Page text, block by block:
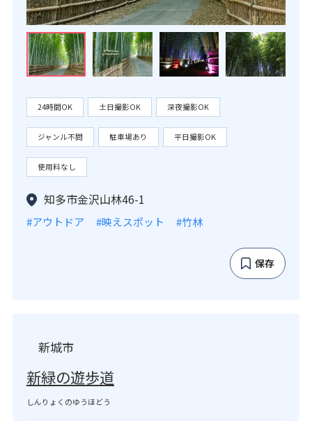
24時間OK 土日撮影OK 深夜撮影OK
ジャンル不問 駐車場あり 平日撮影OK
使用料なし
知多市金沢山林46-1
#アウトドア #映えスポット #竹林
保存
新城市
新緑の遊歩道
しんりょくのゆうほどう